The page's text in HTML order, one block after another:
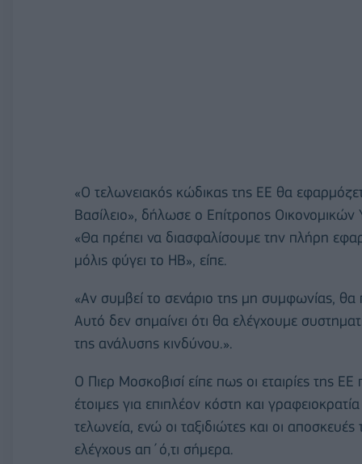
«Ο τελωνειακός κώδικας της ΕΕ θα
Βασίλειο», δήλωσε ο Επίτροπος
«Θα πρέπει να διασφαλίσουμε την πλήρη
μόλις φύγει το ΗΒ», είπε.
«Αν συμβεί το σενάριο της μη συμφωνίας, θα
Αυτό δεν σημαίνει ότι θα ελέγχουμε
της ανάλυσης κινδύνου.».
Ο Πιερ Μοσκοβισί είπε πως οι εταιρίες της
έτοιμες για επιπλέον κόστη και
τελωνεία, ενώ οι ταξιδιώτες και οι
ελέγχους απ΄ό,τι σήμερα.